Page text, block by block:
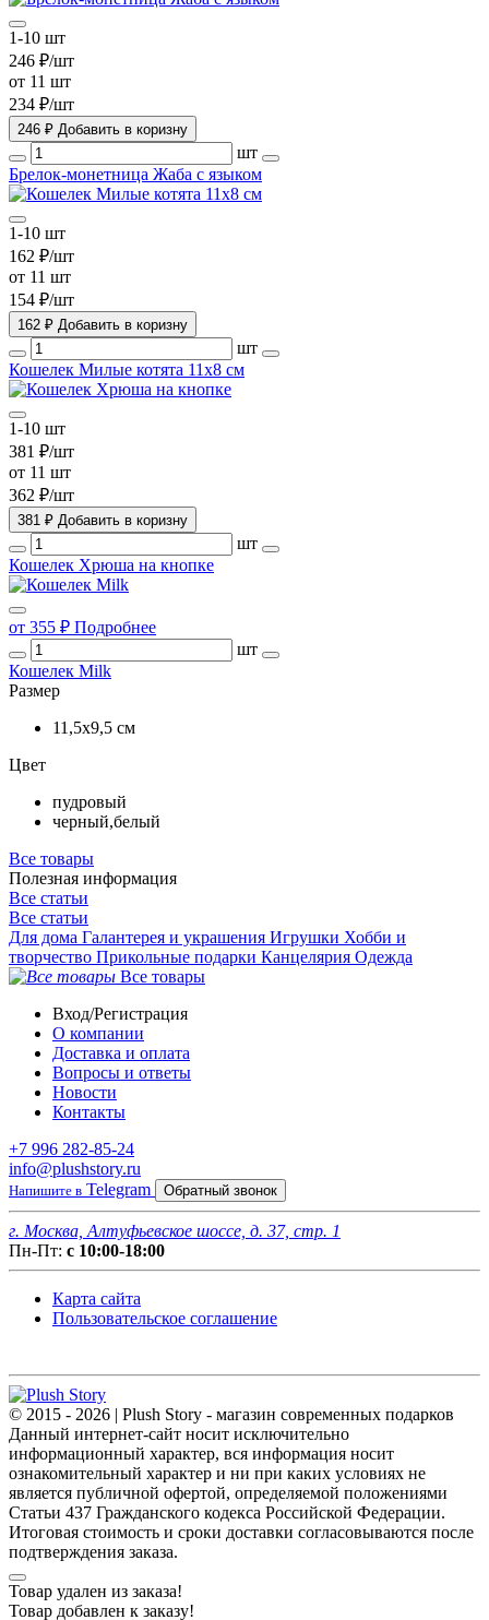
1-10 шт
246 ₽/шт
от 11 шт
234 ₽/шт
246 ₽ Добавить в коризну
шт
Брелок-монетница Жаба с языком
1-10 шт
162 ₽/шт
от 11 шт
154 ₽/шт
162 ₽ Добавить в коризну
шт
Кошелек Милые котята 11х8 см
1-10 шт
381 ₽/шт
от 11 шт
362 ₽/шт
381 ₽ Добавить в коризну
шт
Кошелек Хрюша на кнопке
от 355 ₽ Подробнее
шт
Кошелек Milk
Размер
11,5x9,5 см
Цвет
пудровый
черный,белый
Все товары
Полезная информация
Все статьи
Все статьи
Для дома Галантерея и украшения Игрушки Хобби и
творчество Прикольные подарки Канцелярия Одежда
Все товары
Вход/Регистрация
О компании
Доставка и оплата
Вопросы и ответы
Новости
Контакты
+7 996 282-85-24
info@plushstory.ru
Напишите в Telegram Обратный звонок
г. Москва, Алтуфьевское шоссе, д. 37, стр. 1
Пн-Пт: с 10:00-18:00
Карта сайта
Пользовательское соглашение
© 2015 - 2026 | Plush Story - магазин современных подарков
Данный интернет-сайт носит исключительно
информационный характер, вся информация носит
ознакомительный характер и ни при каких условиях не
является публичной офертой, определяемой положениями
Статьи 437 Гражданского кодекса Российской Федерации.
Итоговая стоимость и сроки доставки согласовываются после
подтверждения заказа.
Товар удален из заказа!
Товар добавлен к заказу!